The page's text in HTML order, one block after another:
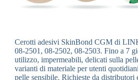
Cerotti adesivi SkinBond CGM di
08-2501, 08-2502, 08-2503. Fino a 7
utilizzo, impermeabili, delicati sulla
varianti di materiale per utenti
pelle sensibile. Richieste da distributori